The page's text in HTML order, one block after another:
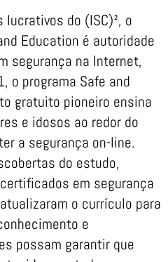
do (ISC)², o
Education é autoridade
segurança na Internet,
o programa Safe and
gratuito pioneiro ensina
e idosos ao redor do
a segurança on-line.
do estudo,
em segurança
o currículo para
e
possam garantir que